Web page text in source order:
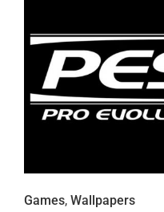
Games, Wallpapers